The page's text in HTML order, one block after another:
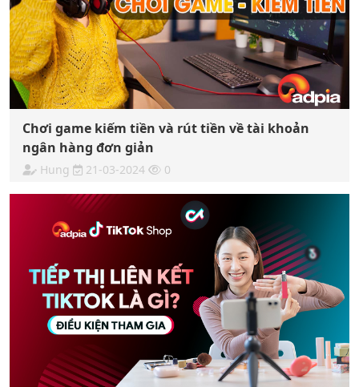
Chơi game kiếm tiền và rút tiền về tài khoản
ngân hàng đơn giản
Hung 21-03-2024 0